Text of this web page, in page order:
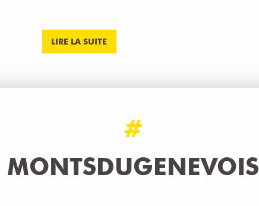
LIRE LA SUITE
#
MONTSDUGENEVOIS